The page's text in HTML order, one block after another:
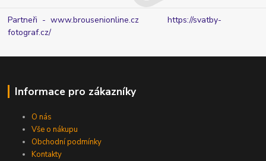
Partneři - www.brousenionline.czhttps://svatby-
fotograf.cz/
Informace pro zákazníky
O nás
Vše o nákupu
Obchodní podmínky
Kontakty